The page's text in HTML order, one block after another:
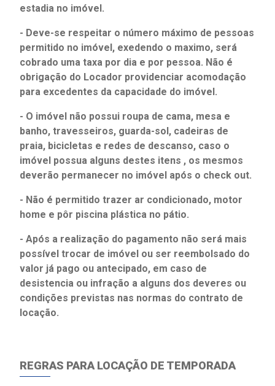
estadia no imóvel.
- Deve-se respeitar o número máximo de pessoas
permitido no imóvel, exedendo o maximo, será
cobrado uma taxa por dia e por pessoa. Não é
obrigação do Locador providenciar acomodação
para excedentes da capacidade do imóvel.
- O imóvel não possui roupa de cama, mesa e
banho, travesseiros, guarda-sol, cadeiras de
praia, bicicletas e redes de descanso, caso o
imóvel possua alguns destes itens , os mesmos
deverão permanecer no imóvel após o check out.
- Não é permitido trazer ar condicionado, motor
home e pôr piscina plástica no pátio.
- Após a realização do pagamento não será mais
possível trocar de imóvel ou ser reembolsado do
valor já pago ou antecipado, em caso de
desistencia ou infração a alguns dos deveres ou
condições previstas nas normas do contrato de
locação.
REGRAS PARA LOCAÇÃO DE TEMPORADA